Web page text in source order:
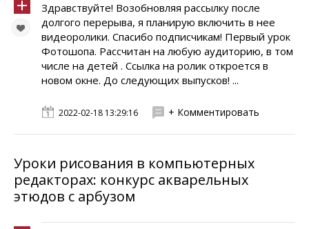
Здравствуйте! Возобновляя рассылку после
долгого перерыва, я планирую включить в нее
видеоролики. Спасибо подписчикам! Первый урок
Фотошопа. Рассчитан на любую аудиторию, в том
числе на детей . Ссылка на ролик откроется в
новом окне. До следующих выпусков! ...
2022-02-18 13:29:16 + Комментировать
Уроки рисования в компьютерных
редакторах: конкурс акварельных
этюдов с арбузом